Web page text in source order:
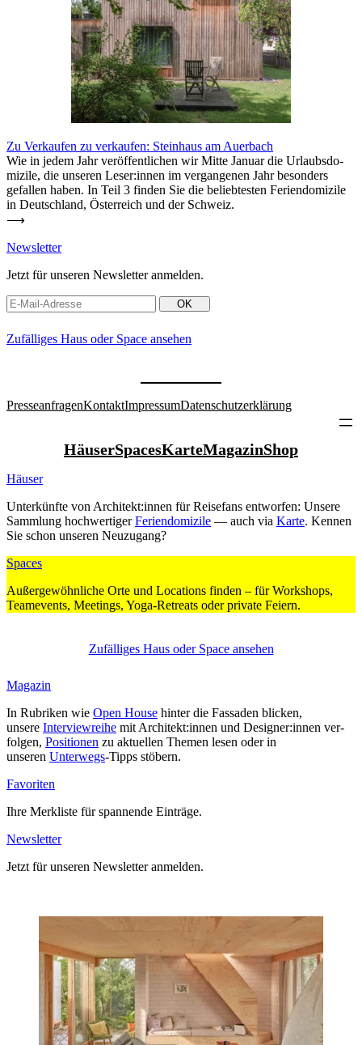
Zu Ver­kaufen zu ver­kaufen: Steinhaus am Auerbach
Wie in jedem Jahr ver­öf­fent­lichen wir Mitte Januar die Urlaubs­do­
mizile, die unseren Leser:innen im ver­gan­genen Jahr besonders
gefallen haben. In Teil 3 finden Sie die belieb­testen Feri­en­do­mizile
in Deutschland, Öster­reich und der Schweiz.
⟶
News­letter
Jetzt für unseren News­letter anmelden.
Zufäl­liges Haus oder Space ansehen
Pres­se­an­fragenKontaktImpressumDaten­schutz­er­klärung
HäuserSpacesKarteMagazinShop
Häuser
Unter­künfte von Architekt:innen für Rei­sefans ent­worfen: Unsere
Sammlung hoch­wer­tigerFeri­en­do­mizile — auch via Karte. Kennen
Sie schon unseren Neu­zugang?
Spaces
Außer­ge­wöhn­liche Orte und Loca­tions finden – für Work­shops,
Team­e­vents, Mee­tings, Yoga-Retreats oder private Feiern.
Zufäl­liges Haus oder Space ansehen
Magazin
In Rubriken wie Open House hinter die Fas­saden blicken,
unsere Inter­view­reihe mit Architekt:innen und Designer:innen ver­
folgen, Posi­tionen zu aktu­ellen Themen lesen oder in
unseren Unterwegs-Tipps stöbern.
Favo­riten
Ihre Merk­liste für span­nende Ein­träge.
News­letter
Jetzt für unseren News­letter anmelden.